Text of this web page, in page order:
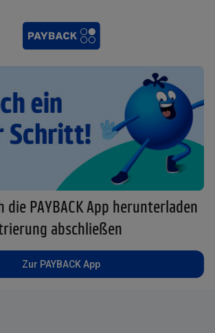
die PAYBACK App herunterladen
abschließen
Zur PAYBACK App